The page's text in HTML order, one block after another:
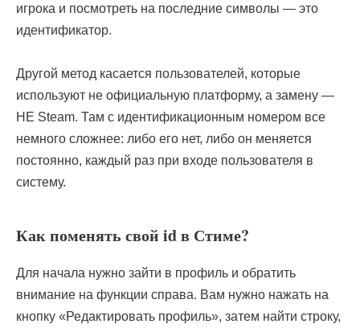
игрока и посмотреть на последние символы — это
идентификатор.
Другой метод касается пользователей, которые
используют не официальную платформу, а замену —
НЕ Steam. Там с идентификационным номером все
немного сложнее: либо его нет, либо он меняется
постоянно, каждый раз при входе пользователя в
систему.
Как поменять свой id в Стиме?
Для начала нужно зайти в профиль и обратить
внимание на функции справа. Вам нужно нажать на
кнопку «Редактировать профиль», затем найти строку,